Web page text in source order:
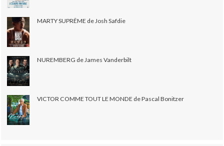
MARTY SUPRÊME de Josh Safdie
NUREMBERG de James Vanderbilt
VICTOR COMME TOUT LE MONDE de Pascal Bonitzer